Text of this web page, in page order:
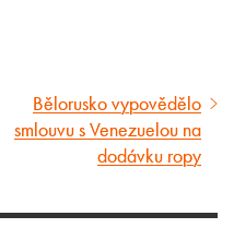
Následující
článek
Bělorusko vypovědělo
smlouvu s Venezuelou na
dodávku ropy